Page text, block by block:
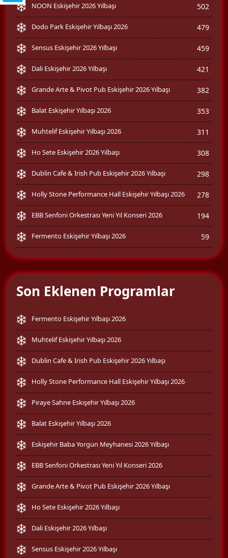
NOON Eskişehir 2026 Yılbaşı 502
Dodo Park Eskişehir Yılbaşı 2026 479
Sensus Eskişehir 2026 Yılbaşı 459
Dali Eskişehir 2026 Yılbaşı 421
Grande Arte & Pivot Pub Eskişehir 2026 Yılbaşı 382
Balat Eskişehir Yılbaşı 2026 353
Muhtelif Eskişehir Yılbaşı 2026 311
Ho Sete Eskişehir 2026 Yılbaşı 308
Dublin Cafe & Irish Pub Eskişehir 2026 Yılbaşı 298
Holly Stone Performance Hall Eskişehir Yılbaşı 2026 278
EBB Senfoni Orkestrası Yeni Yıl Konseri 2026 194
Fermento Eskişehir Yılbaşı 2026 59
Son Eklenen Programlar
Fermento Eskişehir Yılbaşı 2026
Muhtelif Eskişehir Yılbaşı 2026
Dublin Cafe & Irish Pub Eskişehir 2026 Yılbaşı
Holly Stone Performance Hall Eskişehir Yılbaşı 2026
Piraye Sahne Eskişehir Yılbaşı 2026
Balat Eskişehir Yılbaşı 2026
Eskişehir Baba Yorgun Meyhanesi 2026 Yılbaşı
EBB Senfoni Orkestrası Yeni Yıl Konseri 2026
Grande Arte & Pivot Pub Eskişehir 2026 Yılbaşı
Ho Sete Eskişehir 2026 Yılbaşı
Dali Eskişehir 2026 Yılbaşı
Sensus Eskişehir 2026 Yılbaşı